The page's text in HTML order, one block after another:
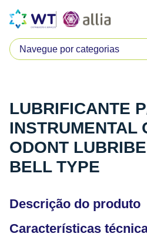
LUBRIFICANTE
INSTRUMENTAL
ODONT
BELL TYPE
Descrição do produto
Características